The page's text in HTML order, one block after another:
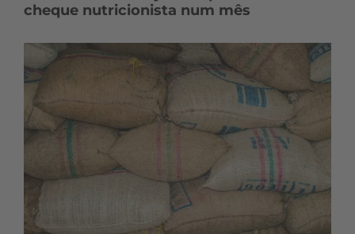
cheque nutricionista num mês